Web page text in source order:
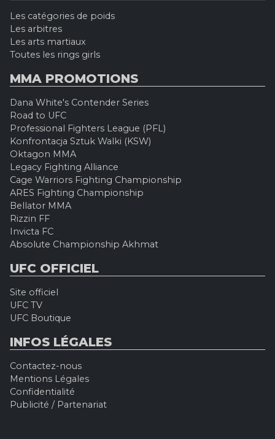
Les catégories de poids
Les arbitres
Les arts martiaux
Toutes les rings girls
MMA PROMOTIONS
Dana White's Contender Series
Road to UFC
Professional Fighters League (PFL)
Konfrontacja Sztuk Walki (KSW)
Oktagon MMA
Legacy Fighting Alliance
Cage Warriors Fighting Championship
ARES Fighting Championship
Bellator MMA
Rizzin FF
Invicta FC
Absolute Championship Akhmat
UFC OFFICIEL
Site officiel
UFC TV
UFC Boutique
INFOS LÉGALES
Contactez-nous
Mentions Légales
Confidentialité
Publicité / Partenariat